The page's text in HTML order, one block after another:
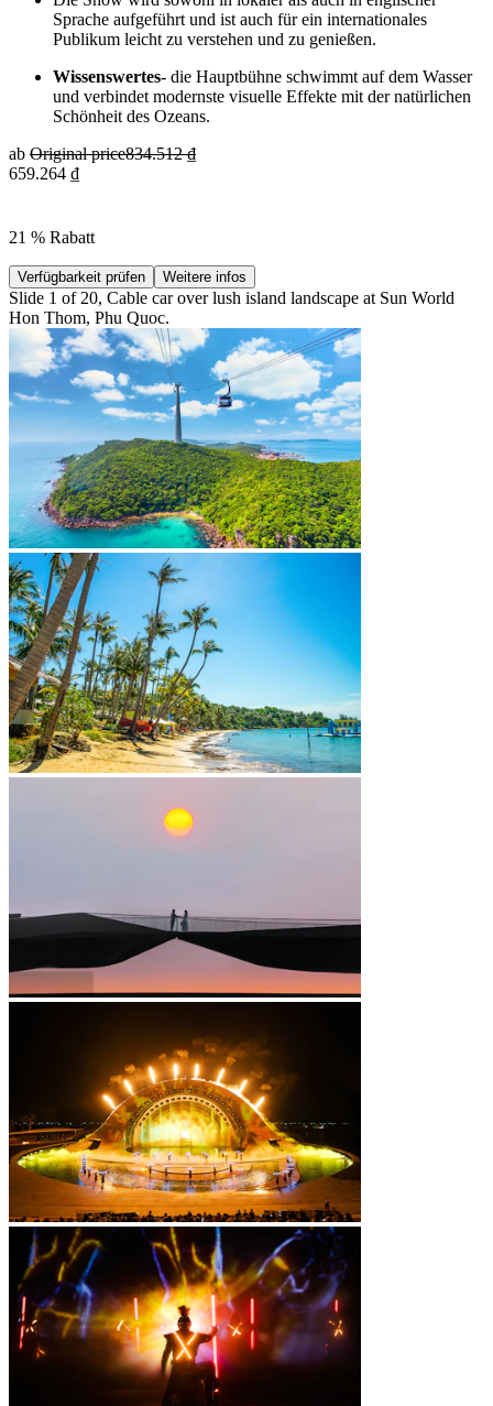
Sprache aufgeführt und ist auch für ein internationales
Publikum leicht zu verstehen und zu genießen.
Wissenswertes- die Hauptbühne schwimmt auf dem Wasser
und verbindet modernste visuelle Effekte mit der natürlichen
Schönheit des Ozeans.
ab Original price834.512 ₫
659.264 ₫
21 % Rabatt
Verfügbarkeit prüfen Weitere infos
Slide 1 of 20, Cable car over lush island landscape at Sun World
Hon Thom, Phu Quoc.